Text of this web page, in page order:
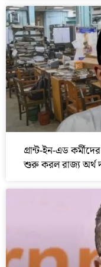
গ্রান্ট-ইন-এড
শুরু করল রাজ্য অর্থ